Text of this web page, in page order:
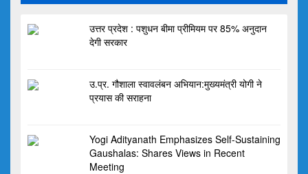
उत्तर प्रदेश : पशुधन बीमा प्रीमियम पर 85% अनुदान
देगी सरकार
उ.प्र. गौशाला स्वावलंबन अभियान:मुख्यमंत्री योगी ने
प्रयास की सराहना
Yogi Adityanath Emphasizes Self-Sustaining
Gaushalas: Shares Views in Recent
Meeting